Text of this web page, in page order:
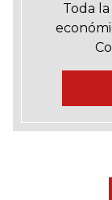
Toda